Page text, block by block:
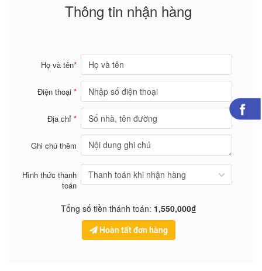
Thông tin nhận hàng
Họ và tên*
Điện thoại*
Địa chỉ*
Ghi chú thêm
Hình thức thanh
toán
Tổng số tiền thánh toán: 1,550,000₫
Hoàn tất đơn hàng